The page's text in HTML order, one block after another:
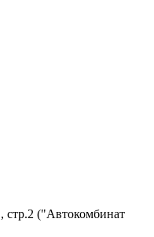
стр.2 ("Автокомбинат